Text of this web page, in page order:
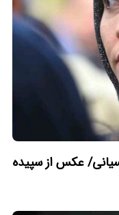
پسیانی/ عکس از سپیده